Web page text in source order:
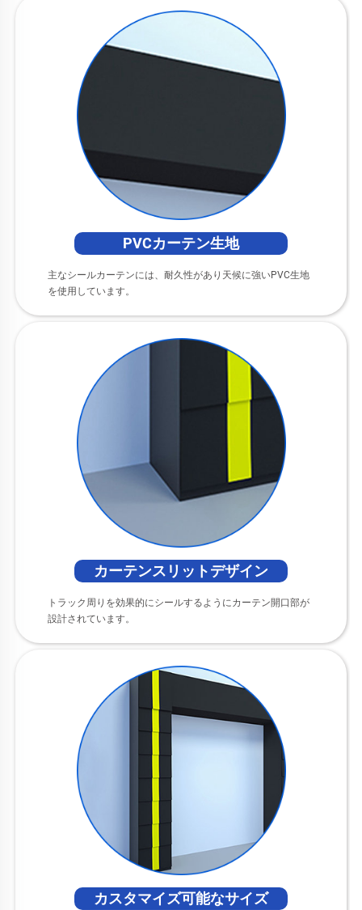
PVCカーテン生地
主なシールカーテンには、耐久性があり天候に強いPVC生地
を使用しています。
カーテンスリットデザイン
トラック周りを効果的にシールするようにカーテン開口部が
設計されています。
カスタマイズ可能なサイズ